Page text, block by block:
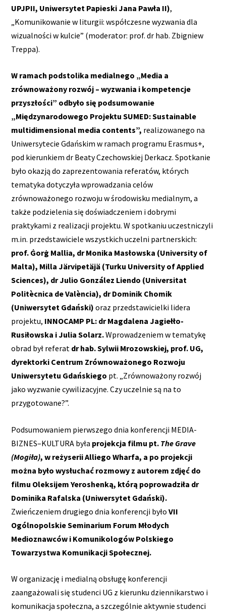
UPJPII, Uniwersytet Papieski Jana Pawła II),
„Komunikowanie w liturgii: współczesne wyzwania dla
wizualności w kulcie” (moderator: prof. dr hab. Zbigniew
Treppa).
W ramach podstolika medialnego „Media a
zrównoważony rozwój – wyzwania i kompetencje
przyszłości” odbyło się podsumowanie
„Międzynarodowego Projektu SUMED:Sustainable
multidimensional media contents”, realizowanego na
Uniwersytecie Gdańskim w ramach programu Erasmus+,
pod kierunkiem dr Beaty Czechowskiej Derkacz. Spotkanie
było okazją do zaprezentowania referatów, których
tematyka dotyczyła wprowadzania celów
zrównoważonego rozwoju w środowisku medialnym, a
także podzielenia się doświadczeniem i dobrymi
praktykami z realizacji projektu. W spotkaniu uczestniczyli
m.in. przedstawiciele wszystkich uczelni partnerskich:
prof. Ġorġ Mallia, dr Monika Masłowska (University of
Malta), Milla Järvipetäjä (Turku University of Applied
Sciences), dr Julio González Liendo (Universitat
Politècnica de València), dr Dominik Chomik
(Uniwersytet Gdański) oraz przedstawicielki lidera
projektu, INNOCAMP PL: dr Magdalena Jagiełło-
Rusiłowska i Julia Solarz.Wprowadzeniem w tematykę
obrad był referat dr hab. Sylwii Mrozowskiej, prof. UG,
dyrektorki Centrum Zrównoważonego Rozwoju
Uniwersytetu Gdańskiego pt. „Zrównoważony rozwój
jako wyzwanie cywilizacyjne. Czy uczelnie są na to
przygotowane?”.
Podsumowaniem pierwszego dnia konferencji MEDIA-
BIZNES–KULTURA była projekcja filmu pt. The Grave
(Mogiła), w reżyserii Alliego Wharfa, a po projekcji
można było wysłuchać rozmowy z autorem zdjęć do
filmu Oleksijem Yeroshenką, którą poprowadziła dr
Dominika Rafalska (Uniwersytet Gdański).
Zwieńczeniem drugiego dnia konferencji byłoVII
Ogólnopolskie Seminarium Forum Młodych
Medioznawców i Komunikologów Polskiego
Towarzystwa Komunikacji Społecznej.
W organizację i medialną obsługę konferencji
zaangażowali się studenci UG z kierunku dziennikarstwo i
komunikacja społeczna, a szczególnie aktywnie studenci